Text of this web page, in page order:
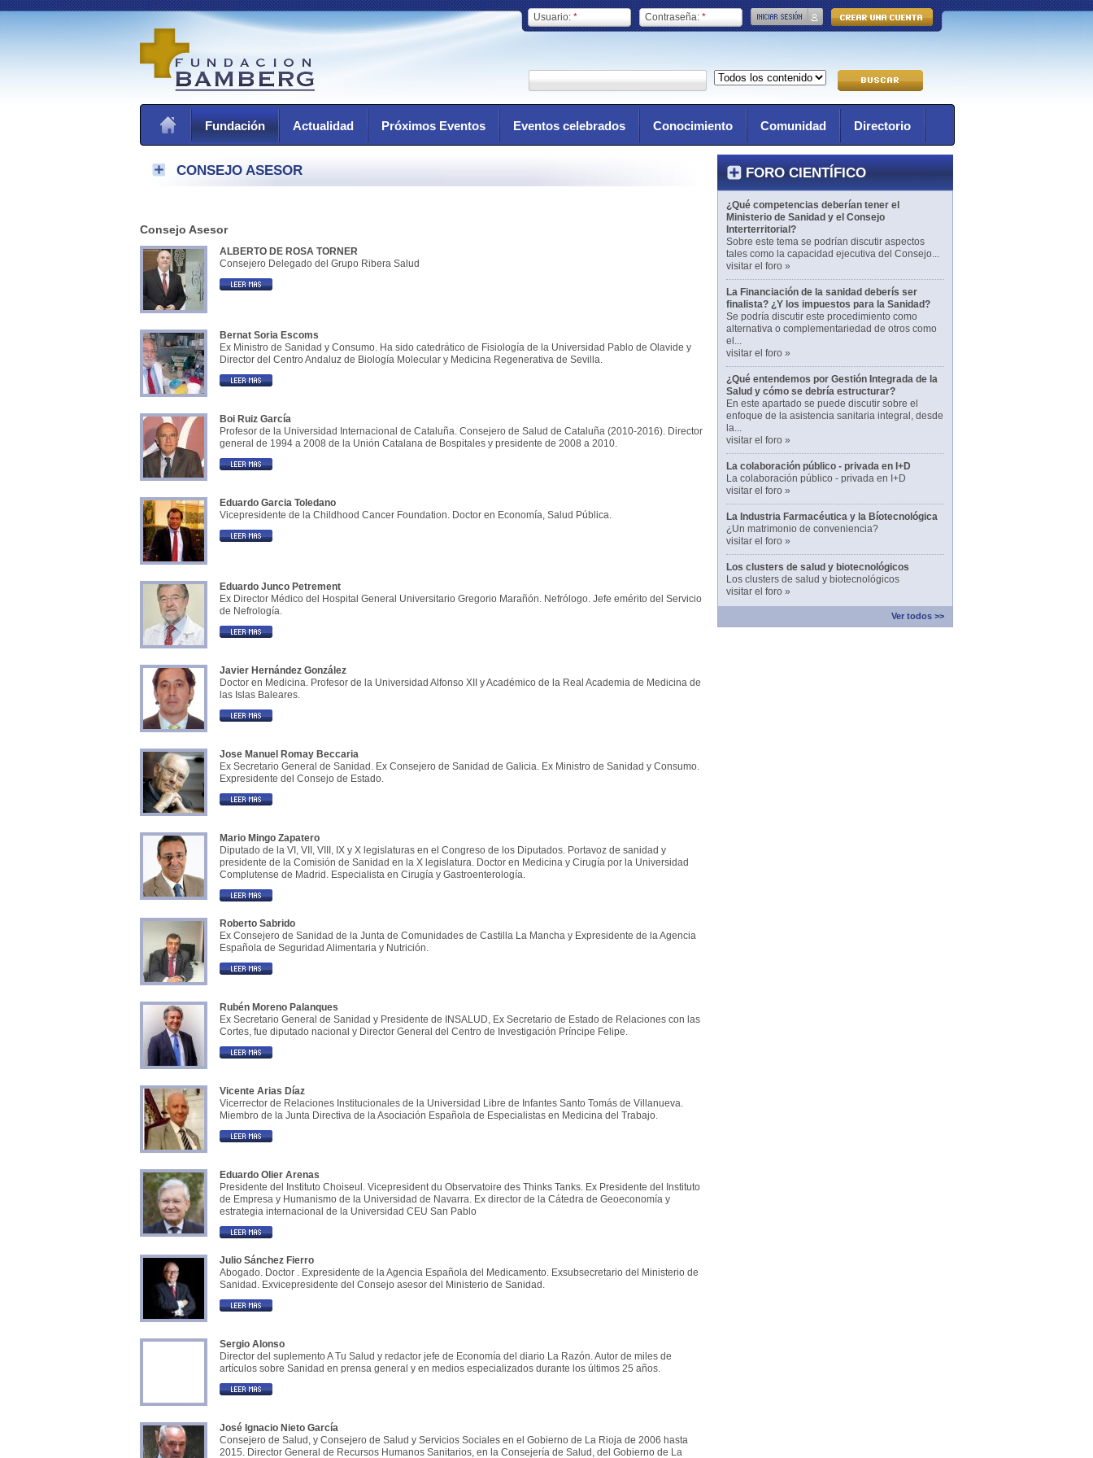
Usuario: * Contraseña: *
Fundación Actualidad Próximos Eventos Eventos celebrados Conocimiento Comunidad Directorio
FORO CIENTÍFICO
¿Qué competencias deberían tener el
Ministerio de Sanidad y el Consejo
Interterritorial?
Sobre este tema se podrían discutir aspectos
tales como la capacidad ejecutiva del Consejo...
visitar el foro »
La Financiación de la sanidad deberís ser
finalista? ¿Y los impuestos para la Sanidad?
Se podría discutir este procedimiento como
alternativa o complementariedad de otros como
el...
visitar el foro »
¿Qué entendemos por Gestión Integrada de la
Salud y cómo se debría estructurar?
En este apartado se puede discutir sobre el
enfoque de la asistencia sanitaria integral, desde
la...
visitar el foro »
La colaboración público - privada en I+D
La colaboración público - privada en I+D
visitar el foro »
La Industria Farmacéutica y la Bíotecnológica
¿Un matrimonio de conveniencia?
visitar el foro »
Los clusters de salud y biotecnológicos
Los clusters de salud y biotecnológicos
visitar el foro »
Ver todos >>
CONSEJO ASESOR
Consejo Asesor
ALBERTO DE ROSA TORNER
Consejero Delegado del Grupo Ribera Salud
Bernat Soria Escoms
Ex Ministro de Sanidad y Consumo. Ha sido catedrático de Fisiología de la Universidad Pablo de Olavide y
Director del Centro Andaluz de Biología Molecular y Medicina Regenerativa de Sevilla.
Boi Ruiz García
Profesor de la Universidad Internacional de Cataluña. Consejero de Salud de Cataluña (2010-2016). Director
general de 1994 a 2008 de la Unión Catalana de Bospitales y presidente de 2008 a 2010.
Eduardo Garcia Toledano
Vicepresidente de la Childhood Cancer Foundation. Doctor en Economía, Salud Pública.
Eduardo Junco Petrement
Ex Director Médico del Hospital General Universitario Gregorio Marañón. Nefrólogo. Jefe emérito del Servicio
de Nefrología.
Javier Hernández González
Doctor en Medicina. Profesor de la Universidad Alfonso XII y Académico de la Real Academia de Medicina de
las Islas Baleares.
Jose Manuel Romay Beccaria
Ex Secretario General de Sanidad. Ex Consejero de Sanidad de Galicia. Ex Ministro de Sanidad y Consumo.
Expresidente del Consejo de Estado.
Mario Mingo Zapatero
Diputado de la VI, VII, VIII, IX y X legislaturas en el Congreso de los Diputados. Portavoz de sanidad y
presidente de la Comisión de Sanidad en la X legislatura. Doctor en Medicina y Cirugía por la Universidad
Complutense de Madrid. Especialista en Cirugía y Gastroenterología.
Roberto Sabrido
Ex Consejero de Sanidad de la Junta de Comunidades de Castilla La Mancha y Expresidente de la Agencia
Española de Seguridad Alimentaria y Nutrición.
Rubén Moreno Palanques
Ex Secretario General de Sanidad y Presidente de INSALUD, Ex Secretario de Estado de Relaciones con las
Cortes, fue diputado nacional y Director General del Centro de Investigación Príncipe Felipe.
Vicente Arias Díaz
Vicerrector de Relaciones Institucionales de la Universidad Libre de Infantes Santo Tomás de Villanueva.
Miembro de la Junta Directiva de la Asociación Española de Especialistas en Medicina del Trabajo.
Eduardo Olier Arenas
Presidente del Instituto Choiseul. Vicepresident du Observatoire des Thinks Tanks. Ex Presidente del Instituto
de Empresa y Humanismo de la Universidad de Navarra. Ex director de la Cátedra de Geoeconomía y
estrategia internacional de la Universidad CEU San Pablo
Julio Sánchez Fierro
Abogado. Doctor . Expresidente de la Agencia Española del Medicamento. Exsubsecretario del Ministerio de
Sanidad. Exvicepresidente del Consejo asesor del Ministerio de Sanidad.
Sergio Alonso
Director del suplemento A Tu Salud y redactor jefe de Economía del diario La Razón. Autor de miles de
artículos sobre Sanidad en prensa general y en medios especializados durante los últimos 25 años.
José Ignacio Nieto García
Consejero de Salud, y Consejero de Salud y Servicios Sociales en el Gobierno de La Rioja de 2006 hasta
2015. Director General de Recursos Humanos Sanitarios, en la Consejería de Salud, del Gobierno de La